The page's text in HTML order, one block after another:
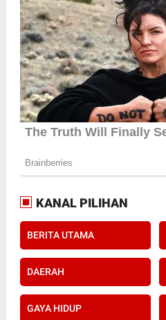
KANAL PILIHAN
BERITA UTAMA
DAERAH
GAYA HIDUP